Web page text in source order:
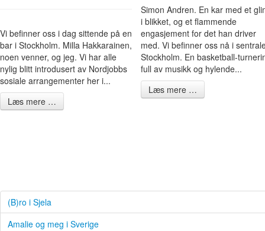
Vi befinner oss i dag sittende på en
bar i Stockholm. Milla Hakkarainen,
noen venner, og jeg. Vi har alle
nylig blitt introdusert av Nordjobbs
sosiale arrangementer her i...
Læs mere …
Simon Andren. En kar med et
i blikket, og et flammende
engasjement for det han driver
med. Vi befinner oss nå i
Stockholm. En basketball-
full av musikk og hylende...
Læs mere …
(B)ro i Sjela
Amalie og meg i Sverige